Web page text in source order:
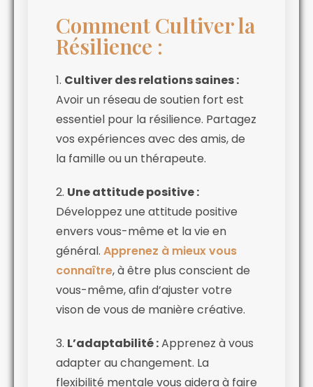
Comment Cultiver la
Résilience :
1. Cultiver des relations saines :
Avoir un réseau de soutien fort est
essentiel pour la résilience. Partagez
vos expériences avec des amis, de
la famille ou un thérapeute.
2. Une attitude positive :
Développez une attitude positive
envers vous-même et la vie en
général. Apprenez à mieux vous
connaître, à être plus conscient de
vous-même, afin d’ajuster votre
vison de vous de manière créative.
3. L’adaptabilité :Apprenez à vous
adapter au changement. La
flexibilité mentale vous aidera à faire